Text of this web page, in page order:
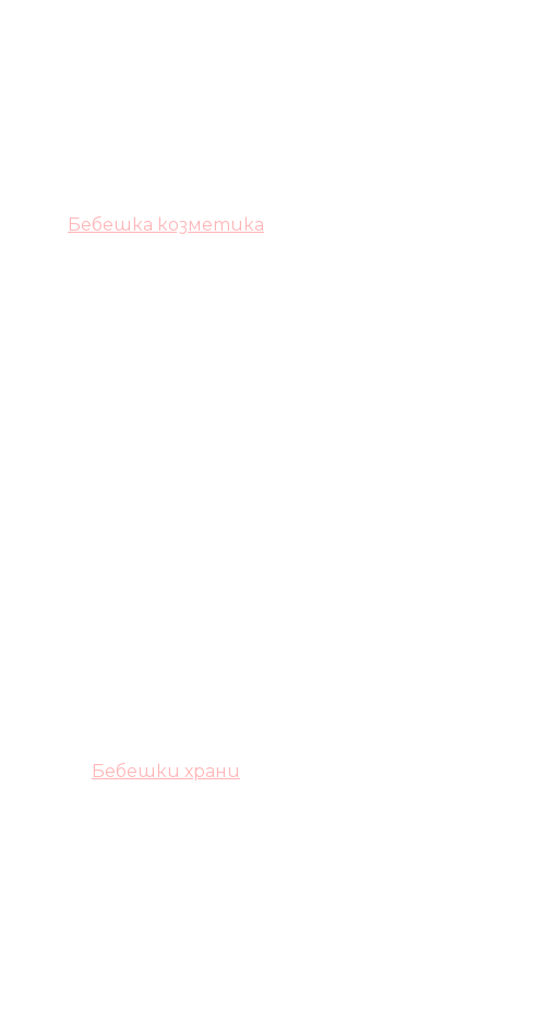
Бебешка козметика
Бебешки храни